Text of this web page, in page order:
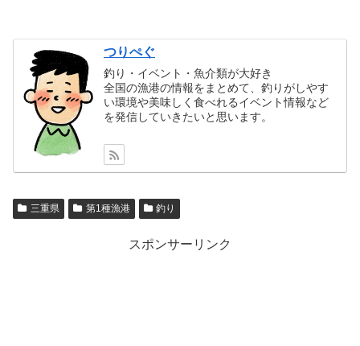
つりぺぐ
釣り・イベント・魚介類が大好き
全国の漁港の情報をまとめて、釣りがしやす
い環境や美味しく食べれるイベント情報など
を発信していきたいと思います。
三重県 第1種漁港 釣り
スポンサーリンク